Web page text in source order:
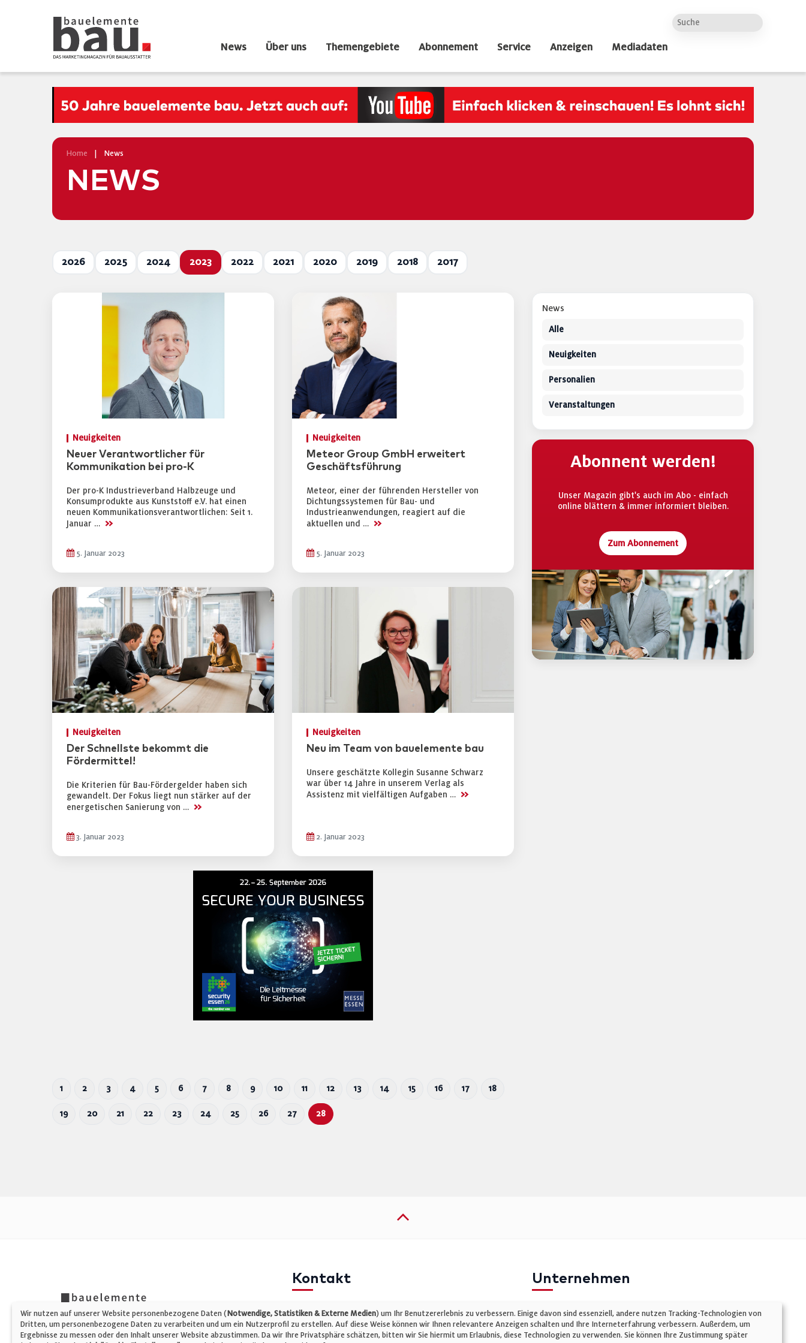
News Über uns Themengebiete Abonnement Service Anzeigen Mediadaten
Home News
NEWS
2026 2025 2024 2023 2022 2021 2020 2019 2018 2017
Neuigkeiten
Neuer Verantwortlicher für
Kommunikation bei pro-K
Der pro-K Industrieverband Halbzeuge und
Konsumprodukte aus Kunststoff e.V. hat einen
neuen Kommunikationsverantwortlichen: Seit 1.
Januar … >>
5. Januar 2023
Neuigkeiten
Meteor Group GmbH erweitert
Geschäftsführung
Meteor, einer der führenden Hersteller von
Dichtungssystemen für Bau- und
Industrieanwendungen, reagiert auf die
aktuellen und … >>
5. Januar 2023
Neuigkeiten
Der Schnellste bekommt die
Fördermittel!
Die Kriterien für Bau-Fördergelder haben sich
gewandelt. Der Fokus liegt nun stärker auf der
energetischen Sanierung von … >>
3. Januar 2023
Neuigkeiten
Neu im Team von bauelemente bau
Unsere geschätzte Kollegin Susanne Schwarz
war über 14 Jahre in unserem Verlag als
Assistenz mit vielfältigen Aufgaben … >>
2. Januar 2023
1 2 3 4 5 6 7 8 9 10 11 12 13 14 15 16 17 18
19 20 21 22 23 24 25 26 27 28
News
Alle
Neuigkeiten
Personalien
Veranstaltungen
Abonnent werden!
Unser Magazin gibt's auch im Abo - einfach
online blättern & immer informiert bleiben.
Zum Abonnement
Kontakt
E-Mail:info@bauelemente-bau.eu
Unternehmen
Datenschutz
Cookie-Einstellungen
Wir nutzen auf unserer Website personenbezogene Daten (Notwendige, Statistiken & Externe Medien) um Ihr Benutzererlebnis zu verbessern. Einige davon sind essenziell, andere nutzen Tracking-Technologien von
Dritten, um personenbezogene Daten zu verarbeiten und um ein Nutzerprofil zu erstellen. Auf diese Weise können wir Ihnen relevantere Anzeigen schalten und Ihre Interneterfahrung verbessern. Außerdem, um
Ergebnisse zu messen oder den Inhalt unserer Website abzustimmen. Da wir Ihre Privatsphäre schätzen, bitten wir Sie hiermit um Erlaubnis, diese Technologien zu verwenden. Sie können Ihre Zustimmung später